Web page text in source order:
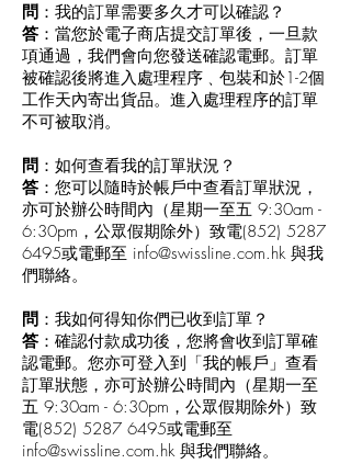
問 ：我的訂單需要多久才可以確認？
答 ：當您於電子商店提交訂單後，一旦款
項通過，我們會向您發送確認電郵。訂單
被確認後將進入處理程序﹑包裝和於1-2個
工作天內寄出貨品。進入處理程序的訂單
不可被取消。
問 ：如何查看我的訂單狀況？
答 ：您可以隨時於帳戶中查看訂單狀況，
亦可於辦公時間內（星期一至五 9:30am -
6:30pm，公眾假期除外）致電(852) 5287
6495或電郵至 info@swissline.com.hk與我
們聯絡。
問 ：我如何得知你們已收到訂單？
答 ：確認付款成功後，您將會收到訂單確
認電郵。您亦可登入到「我的帳戶」查看
訂單狀態，亦可於辦公時間內（星期一至
五 9:30am - 6:30pm，公眾假期除外）致
電(852) 5287 6495或電郵至
info@swissline.com.hk與我們聯絡。